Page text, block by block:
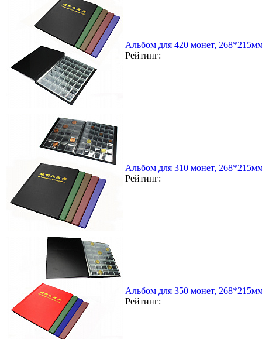
Альбом для 420 монет,
Рейтинг:
Альбом для 310 монет,
Рейтинг:
Альбом для 350 монет,
Рейтинг: